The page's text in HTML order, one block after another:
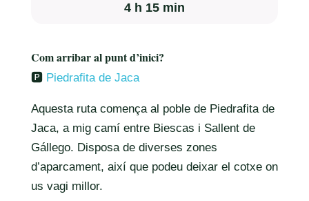
4 h 15 min
Com arribar al punt d’inici?
🅿️ Piedrafita de Jaca
Aquesta ruta comença al poble de Piedrafita de
Jaca, a mig camí entre Biescas i Sallent de
Gállego. Disposa de diverses zones
d’aparcament, així que podeu deixar el cotxe on
us vagi millor.